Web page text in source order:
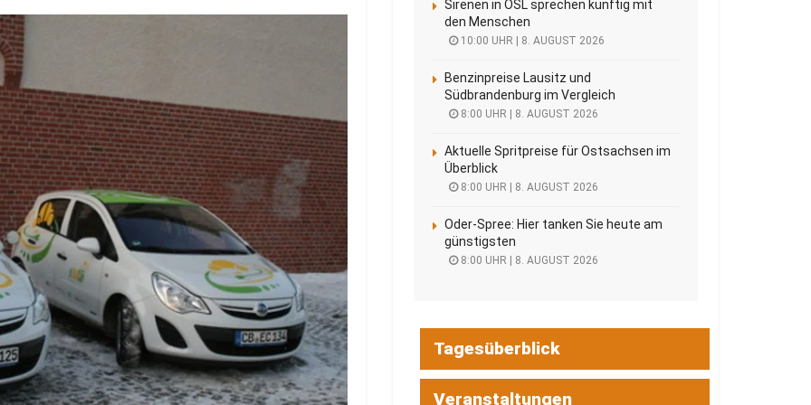
Sirenen in OSL sprechen künftig mit
den Menschen
10:00 UHR | 8. AUGUST 2026
Benzinpreise Lausitz und
Südbrandenburg im Vergleich
8:00 UHR | 8. AUGUST 2026
Aktuelle Spritpreise für Ostsachsen im
Überblick
8:00 UHR | 8. AUGUST 2026
Oder-Spree: Hier tanken Sie heute am
günstigsten
8:00 UHR | 8. AUGUST 2026
Tagesüberblick
Veranstaltungen